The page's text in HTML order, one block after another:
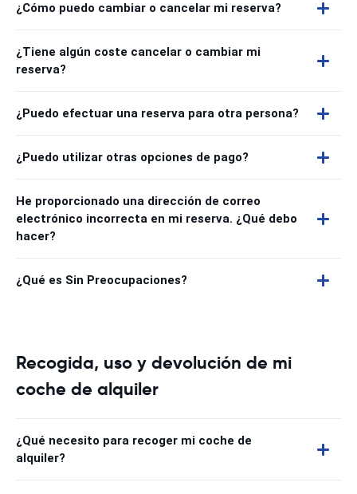
¿Cómo puedo cambiar o cancelar mi reserva?
¿Tiene algún coste cancelar o cambiar mi
reserva?
¿Puedo efectuar una reserva para otra persona?
¿Puedo utilizar otras opciones de pago?
He proporcionado una dirección de correo
electrónico incorrecta en mi reserva. ¿Qué debo
hacer?
¿Qué es Sin Preocupaciones?
Recogida, uso y devolución de mi
coche de alquiler
¿Qué necesito para recoger mi coche de
alquiler?